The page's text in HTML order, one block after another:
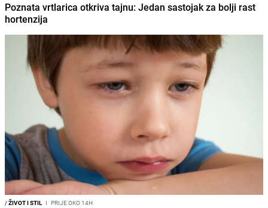
Poznata vrtlarica otkriva tajnu: Jedan sastojak za bolji rast
hortenzija
/ŽIVOT I STIL I PRIJE OKO 14H